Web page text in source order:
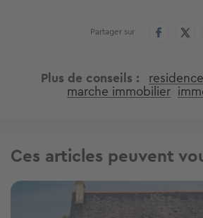
Partager sur
Plus de conseils
marche immobilier
Ces articles peuvent
Image